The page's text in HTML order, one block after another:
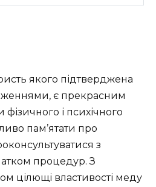
якого підтверджена
є прекрасним
і психічного
пам’ятати про
з
процедур. З
цілющі властивості меду